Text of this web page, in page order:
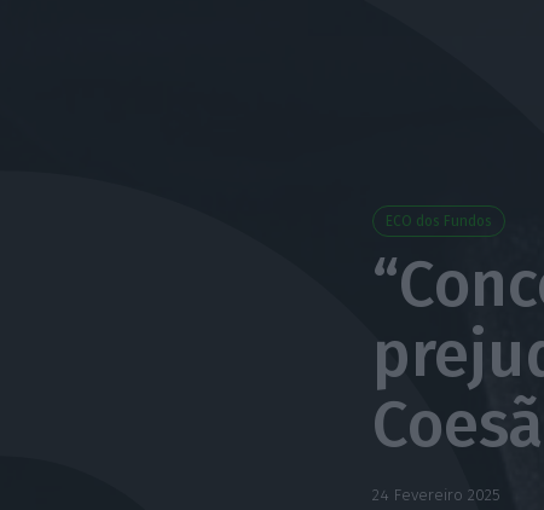
ECO dos Fundos
24 Fevereiro 2025